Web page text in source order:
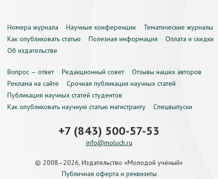
Номера журнала Научные конференции
Тематические журналы
Как опубликовать статью
Полезная информация
Оплата и скидки
Об издательстве
Вопрос — ответ Редакционный совет
Отзывы наших авторов
Реклама на сайте
Срочная публикация научных статей
Публикация научных статей студентов
Как опубликовать научную статью магистранту
Спецвыпуски
+7 (843) 500-57-53
info@moluch.ru
© 2008–2026, Издательство «Молодой учёный»
Публичная оферта и реквизиты